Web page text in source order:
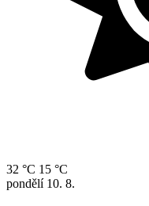
32 °C 15 °C
pondělí 10. 8.